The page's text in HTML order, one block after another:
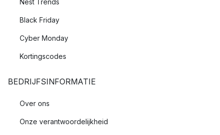
Nest Trends
Black Friday
Cyber Monday
Kortingscodes
BEDRIJFSINFORMATIE
Over ons
Onze verantwoordelijkheid